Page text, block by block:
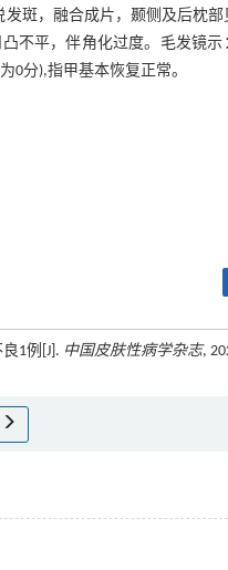
斑，融合成片，颞侧及后枕
凸不平，伴角化过度。毛发镜
0分),指甲基本恢复正常。
1例[J]. 中国皮肤性病学杂志,